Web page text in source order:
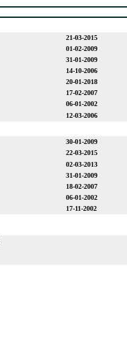
21-03-2015
01-02-2009
31-01-2009
14-10-2006
20-01-2018
17-02-2007
06-01-2002
12-03-2006
30-01-2009
22-03-2015
02-03-2013
31-01-2009
18-02-2007
06-01-2002
17-11-2002